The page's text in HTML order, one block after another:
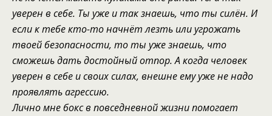
уверен в себе. Ты уже и так знаешь, что ты силён. И
если к тебе кто-то начнёт лезть или угрожать
твоей безопасности, то ты уже знаешь, что
сможешь датьдостойныйотпор. А когда человек
уверен в себе и своих силах, внешне ему уже не надо
проявлять агрессию.
Лично мне бокс в повседневной жизни помогает